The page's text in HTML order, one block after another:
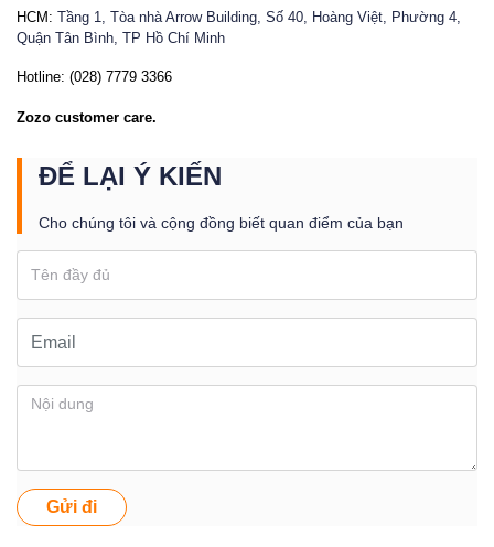
HCM: Tầng 1, Tòa nhà Arrow Building, Số 40, Hoàng Việt, Phường 4,
Quận Tân Bình, TP Hồ Chí Minh
Hotline: (028) 7779 3366
Zozo customer care.
ĐỂ LẠI Ý KIẾN
Cho chúng tôi và cộng đồng biết quan điểm của bạn
Gửi đi